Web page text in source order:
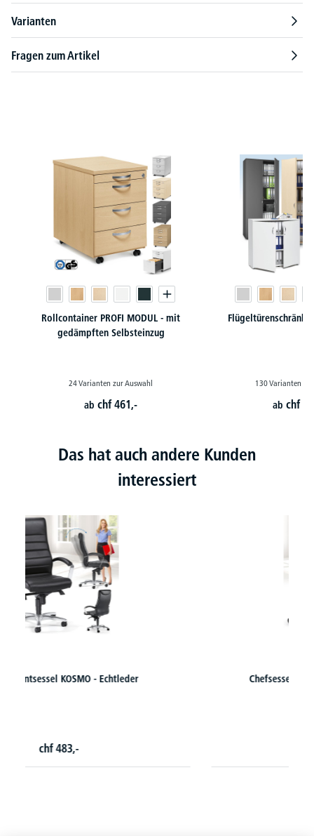
Varianten
Fragen zum Artikel
Rollcontainer PROFI MODUL - mit
gedämpften Selbsteinzug
24 Varianten zur Auswahl
abchf 461,-
Flügeltürenschränke
130 Varianten
abchf
Das hat auch andere Kunden
interessiert
Chefsessel DELTA-FORMULA - Wipp-Mechanik